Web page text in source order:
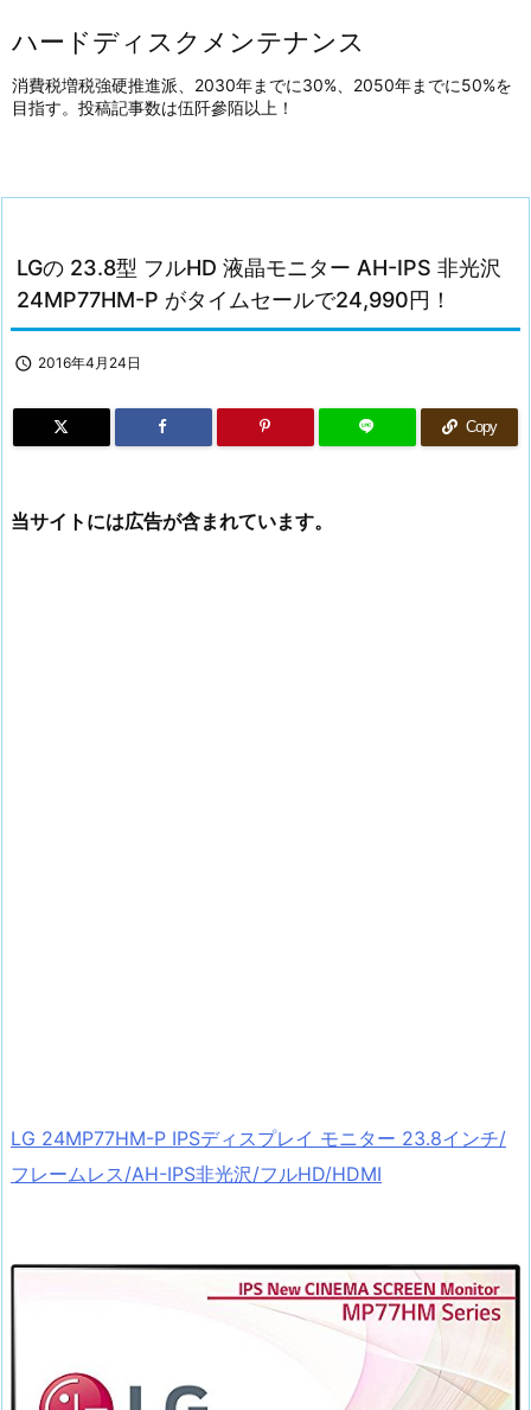
ハードディスクメンテナンス
消費税増税強硬推進派、2030年までに30%、2050年までに50%を
目指す。投稿記事数は伍阡參陌以上！
LGの 23.8型 フルHD 液晶モニター AH-IPS 非光沢
24MP77HM-P がタイムセールで24,990円！
 2016年4月24日
Copy
当サイトには広告が含まれています。
LG 24MP77HM-P IPSディスプレイ モニター 23.8インチ/
フレームレス/AH-IPS非光沢/フルHD/HDMI